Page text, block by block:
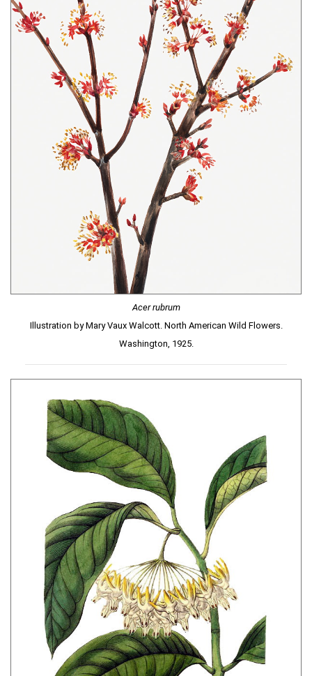
Acer rubrum
Illustration by Mary Vaux Walcott. North American Wild Flowers.
Washington, 1925.